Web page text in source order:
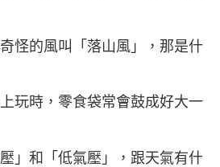
怪的風叫「落山風」，那是什
玩時，零食袋常會鼓成好大一
」和「低氣壓」，跟天氣有什